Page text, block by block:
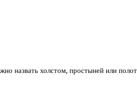
назвать холстом, простыней или